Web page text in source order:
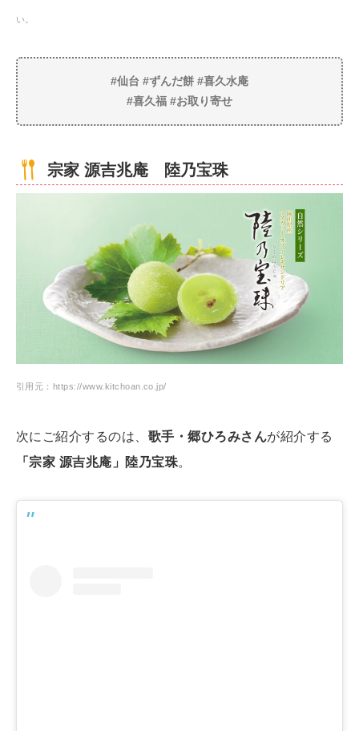
い。
#仙台 #ずんだ餅 #喜久水庵
#喜久福 #お取り寄せ
宗家 源吉兆庵 陸乃宝珠
引用元：https://www.kitchoan.co.jp/
次にご紹介するのは、 歌手・郷ひろみさんが紹介する
「宗家 源吉兆庵」陸乃宝珠。